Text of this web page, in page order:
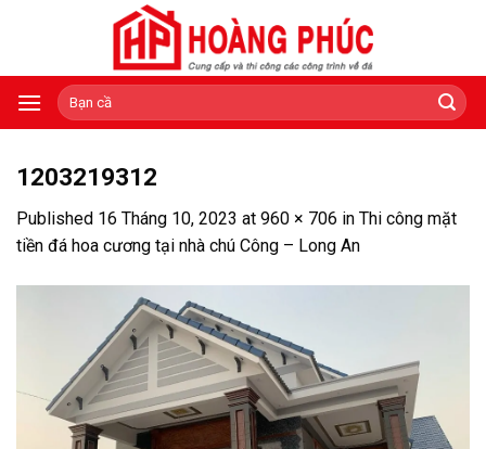
Tìm
kiếm:
1203219312
Published 16 Tháng 10, 2023 at 960 × 706 in Thi công mặt
tiền đá hoa cương tại nhà chú Công – Long An